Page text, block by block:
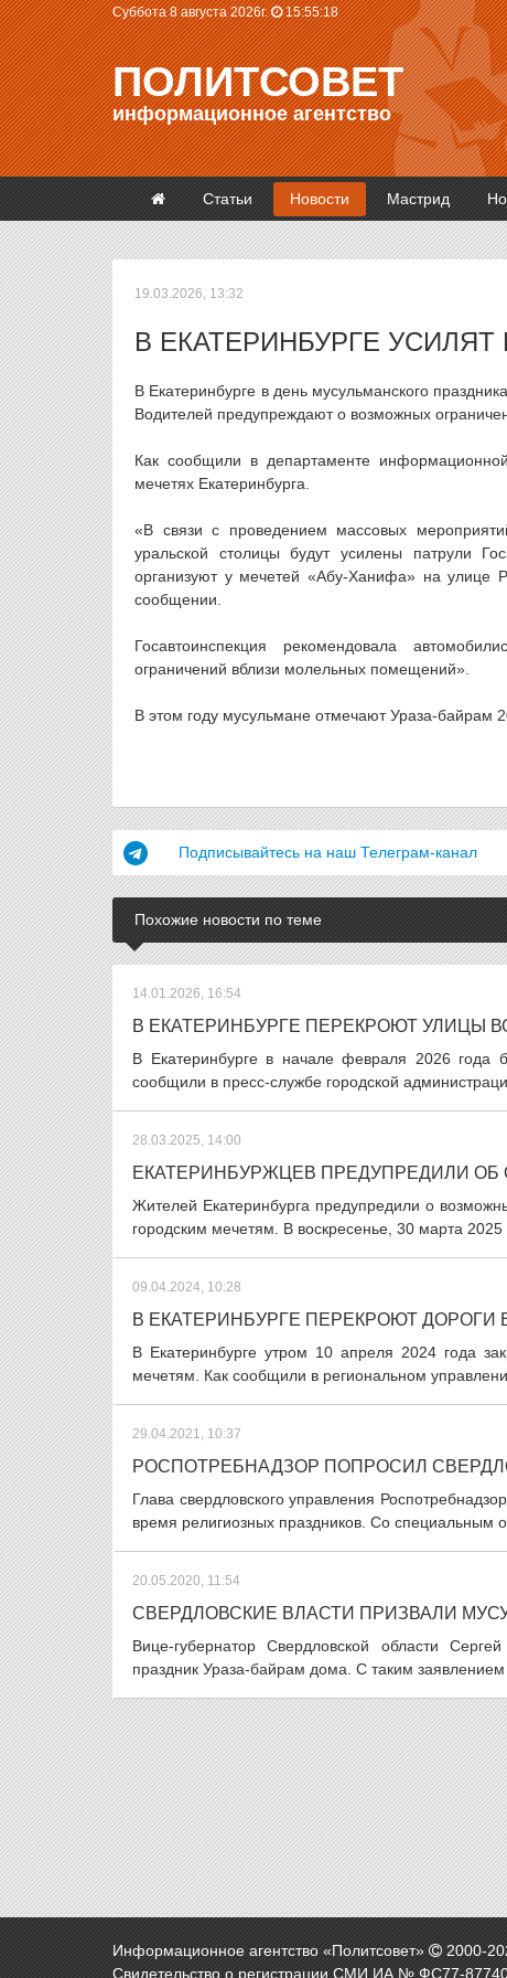
Суббота 8 августа 2026г. 15:55:19
ПОЛИТСОВЕТ
информационное агентство
Статьи Новости Мастрид
19.03.2026, 13:32
В ЕКАТЕРИНБУРГЕ
В Екатеринбурге в день мусульманского
Водителей предупреждают о возможных
Как сообщили в департаменте
мечетях Екатеринбурга.
«В связи с проведением массовых
уральской столицы будут усилены патрули
организуют у мечетей «Абу-Ханифа» на
сообщении.
Госавтоинспекция рекомендовала
ограничений вблизи молельных помещений».
В этом году мусульмане отмечают Ураза-байрам
Подписывайтесь на наш Телеграм-канал
Похожие новости по теме
14.01.2026, 16:54
В ЕКАТЕРИНБУРГЕ ПЕРЕКРОЮТ УЛИЦЫ
В Екатеринбурге в начале февраля 2026 года
сообщили в пресс-службе городской
28.03.2025, 14:00
ЕКАТЕРИНБУРЖЦЕВ ПРЕДУПРЕДИЛИ
Жителей Екатеринбурга предупредили о
городским мечетям. В воскресенье, 30 марта 2025
09.04.2024, 10:28
В ЕКАТЕРИНБУРГЕ ПЕРЕКРОЮТ ДОРОГИ
В Екатеринбурге утром 10 апреля 2024 года
мечетям. Как сообщили в региональном
29.04.2021, 10:37
РОСПОТРЕБНАДЗОР ПОПРОСИЛ
Глава свердловского управления
время религиозных праздников. Со специальным
20.05.2020, 11:54
СВЕРДЛОВСКИЕ ВЛАСТИ ПРИЗВАЛИ
Вице-губернатор Свердловской области
праздник Ураза-байрам дома. С таким
Информационное агентство «Политсовет» 2000-
Свидетельство о регистрации СМИ ИА № ФС77-87740